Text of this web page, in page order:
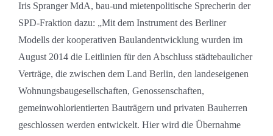
Iris Spranger MdA, bau-und mietenpolitische Sprecherin der
SPD-Fraktion dazu: „Mit dem Instrument des Berliner
Modells der kooperativen Baulandentwicklung wurden im
August 2014 die Leitlinien für den Abschluss städtebaulicher
Verträge, die zwischen dem Land Berlin, den landeseigenen
Wohnungsbaugesellschaften, Genossenschaften,
gemeinwohlorientierten Bauträgern und privaten Bauherren
geschlossen werden entwickelt. Hier wird die Übernahme